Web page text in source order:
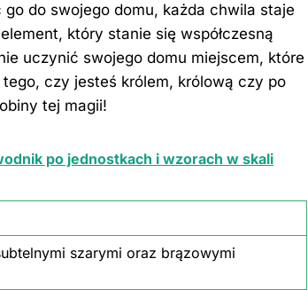
do swojego domu, każda chwila staje
który stanie się współczesną
uczynić swojego domu miejscem, które
czy jesteś królem, królową czy po
tej magii!
po jednostkach i wzorach w skali
szarymi oraz brązowymi